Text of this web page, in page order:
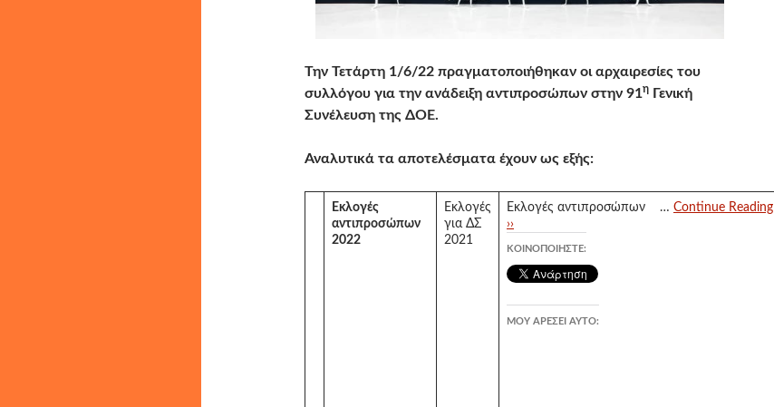
Την Τετάρτη 1/6/22 πραγματοποιήθηκαν οι αρχαιρεσίες του
συλλόγου για την ανάδειξη αντιπροσώπων στην 91η Γενική
Συνέλευση της ΔΟΕ.
Αναλυτικά τα αποτελέσματα έχουν ως εξής:
Εκλογές
αντιπροσώπων
2022
Εκλογές
για ΔΣ
2021
Εκλογές αντιπροσώπων … Continue Reading
››
ΚΟΙΝΟΠΟΙΉΣΤΕ:
ΜΟΥ ΑΡΈΣΕΙ ΑΥΤΌ: